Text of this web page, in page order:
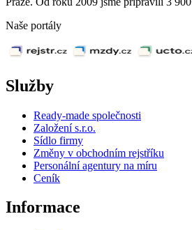
Naše portály
Služby
Ready-made společnosti
Založení s.r.o.
Sídlo firmy
Změny v obchodním rejstříku
Personální agentury na míru
Ceník
Informace